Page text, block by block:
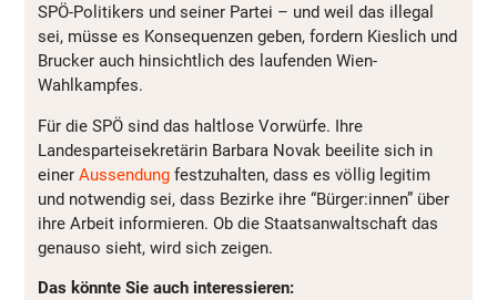
SPÖ-Politikers und seiner Partei – und weil das illegal
sei, müsse es Konsequenzen geben, fordern Kieslich und
Brucker auch hinsichtlich des laufenden Wien-
Wahlkampfes.
Für die SPÖ sind das haltlose Vorwürfe. Ihre
Landesparteisekretärin Barbara Novak beeilite sich in
einer Aussendung festzuhalten, dass es völlig legitim
und notwendig sei, dass Bezirke ihre “Bürger:innen” über
ihre Arbeit informieren. Ob die Staatsanwaltschaft das
genauso sieht, wird sich zeigen.
Das könnte Sie auch interessieren: